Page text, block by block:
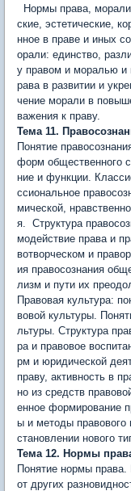
Нормы права,
ские, эстетичес­кие,
нное в праве и иных
орали: единство,
у правом и моралью и
рава в развитии и
чение морали в
важения к праву.
Тема 11.
Понятие
форм общественного
ние и функции.
ссиональное
мической,
я. Структура
модействие права и
вотворческом и
ия правосознания
лизм и пути их
Правовая культура:
вовой культуры.
льтуры. Структура
ра и правовое
рм и юридической
праву, активность в
но из средств
енное формирование
ы и методы правового
становлении нового
Тема 12. Нормы
Понятие нормы
от других